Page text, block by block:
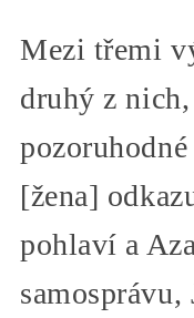
Mezi třemi
druhý z
[žena]
pohlaví a